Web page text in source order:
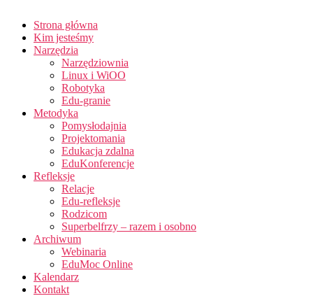
Strona główna
Kim jesteśmy
Narzędzia
Narzędziownia
Linux i WiOO
Robotyka
Edu-granie
Metodyka
Pomysłodajnia
Projektomania
Edukacja zdalna
EduKonferencje
Refleksje
Relacje
Edu-refleksje
Rodzicom
Superbelfrzy – razem i osobno
Archiwum
Webinaria
EduMoc Online
Kalendarz
Kontakt